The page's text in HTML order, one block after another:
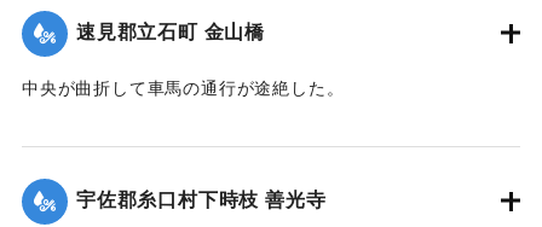
を行った。
【出典：大分新聞 大正12年6月22日 朝刊4面】
速見郡立石町 金山橋
中央が曲折して車馬の通行が途絶した。
｜固有コード:00275032
宇佐郡糸口村下時枝 善光寺